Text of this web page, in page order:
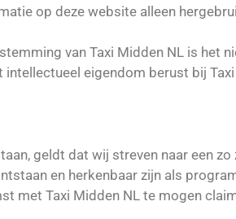
op deze website alleen
van Taxi Midden NL is het
eigendom berust bij
geldt dat wij streven naar een
en herkenbaar zijn als
met Taxi Midden NL te mogen